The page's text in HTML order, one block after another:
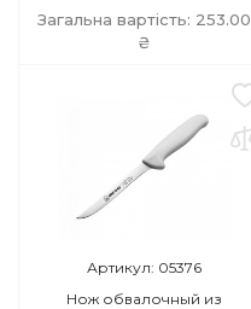
Загальна вартість: 253.00
₴
Артикул: 05376
Нож обвалочный из